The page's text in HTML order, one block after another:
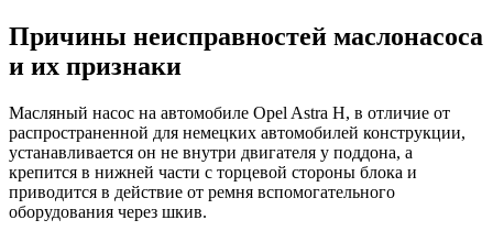
Причины неисправностей маслонасоса
и их признаки
Масляный насос на автомобиле Opel Astra H, в отличие от
распространенной для немецких автомобилей конструкции,
устанавливается он не внутри двигателя у поддона, а
крепится в нижней части с торцевой стороны блока и
приводится в действие от ремня вспомогательного
оборудования через шкив.